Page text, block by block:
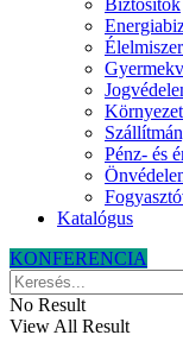
Biztosítók
Pénz- és
Katalógus
KONFERENCIA
No Result
View All Result